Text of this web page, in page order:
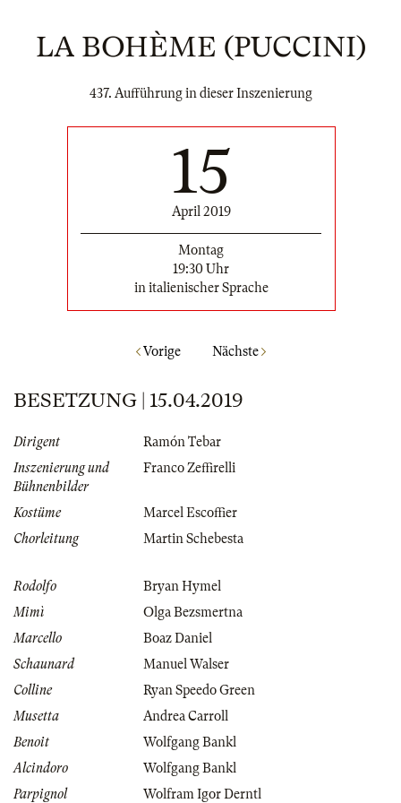
LA BOHÈME (PUCCINI)
437. Aufführung in dieser Inszenierung
15
April 2019
Montag
19:30 Uhr
in italienischer Sprache
Vorige Nächste
BESETZUNG | 15.04.2019
Dirigent
Ramón Tebar
Inszenierung und
Bühnenbilder
Franco Zeffirelli
Kostüme
Marcel Escoffier
Chorleitung
Martin Schebesta
Rodolfo
Bryan Hymel
Mimì
Olga Bezsmertna
Marcello
Boaz Daniel
Schaunard
Manuel Walser
Colline
Ryan Speedo Green
Musetta
Andrea Carroll
Benoit
Wolfgang Bankl
Alcindoro
Wolfgang Bankl
Parpignol
Wolfram Igor Derntl